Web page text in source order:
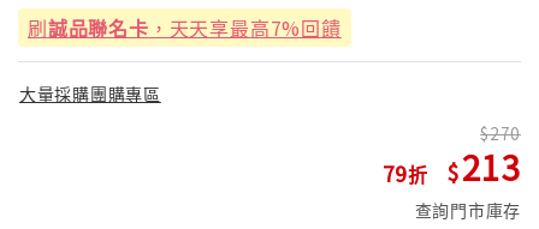
刷誠品聯名卡 ，天天享最高7%回饋
大量採購團購專區
79
270
213
查詢門市庫存